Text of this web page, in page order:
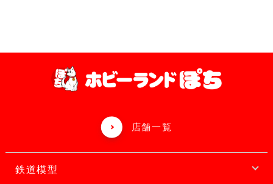
店舗一覧
鉄道模型